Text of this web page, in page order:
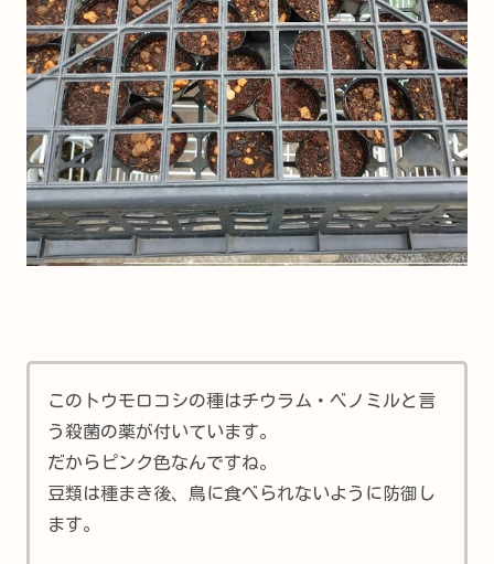
このトウモロコシの種はチウラム・ベノミルと言
う殺菌の薬が付いています。
だからピンク色なんですね。
豆類は種まき後、鳥に食べられないように防御し
ます。